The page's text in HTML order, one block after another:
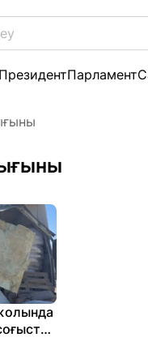
ПрезидентПарламент